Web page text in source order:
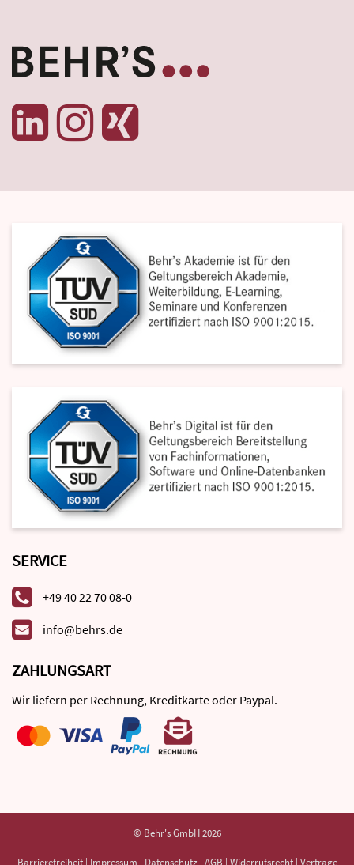
SERVICE
+49 40 22 70 08-0
info@behrs.de
ZAHLUNGSART
Wir liefern per Rechnung, Kreditkarte oder Paypal.
© Behr's GmbH 2026